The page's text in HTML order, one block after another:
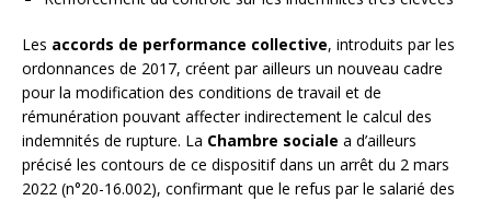
Les accords de performance collective, introduits par les
ordonnances de 2017, créent par ailleurs un nouveau cadre
pour la modification des conditions de travail et de
rémunération pouvant affecter indirectement le calcul des
indemnités de rupture. La Chambre sociale a d’ailleurs
précisé les contours de ce dispositif dans un arrêt du 2 mars
2022 (n°20-16.002), confirmant que le refus par le salarié des